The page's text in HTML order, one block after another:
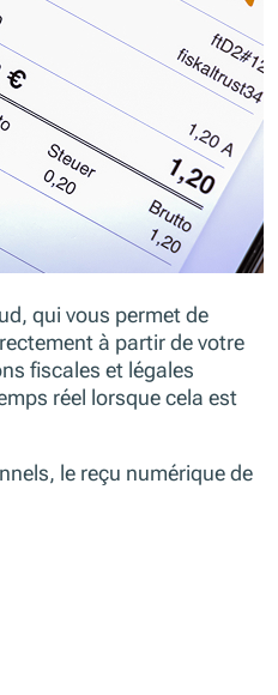
qui vous permet de
à partir de votre
fiscales et légales
réel lorsque cela est
le reçu numérique de